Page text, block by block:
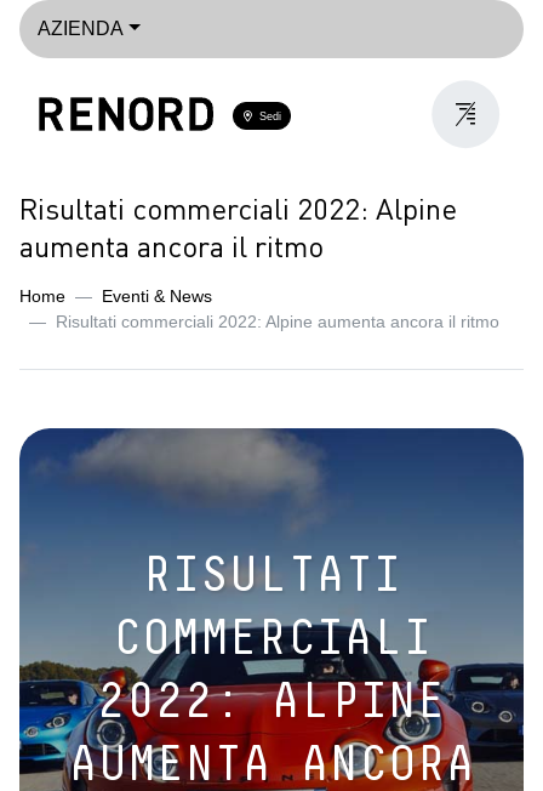
AZIENDA
Sedi
Risultati commerciali 2022: Alpine
aumenta ancora il ritmo
Home
Eventi & News
Risultati commerciali 2022: Alpine aumenta ancora il ritmo
RISULTATI
COMMERCIALI
2022: ALPINE
AUMENTA ANCORA